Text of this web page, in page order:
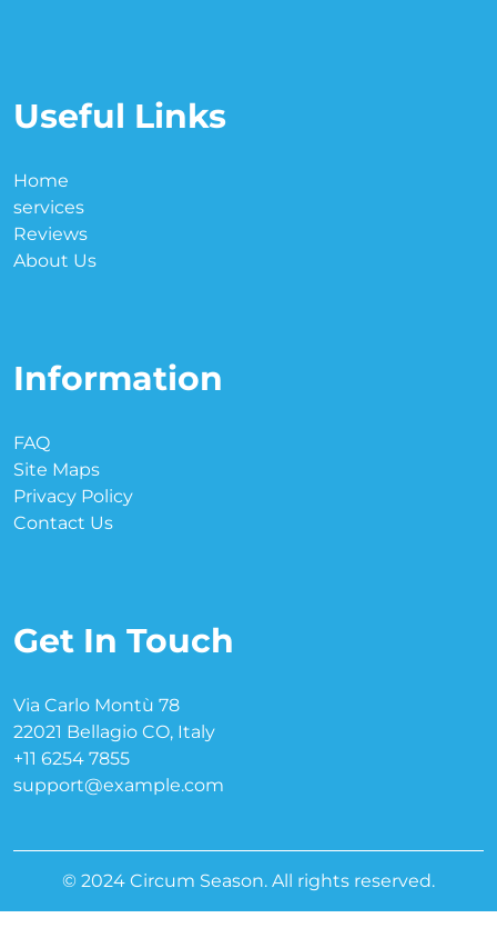
Useful Links
Home
services
Reviews
About Us
Information
FAQ
Site Maps
Privacy Policy
Contact Us
Get In Touch
Via Carlo Montù 78
22021 Bellagio CO, Italy
+11 6254 7855
support@example.com
© 2024 Circum Season. All rights reserved.